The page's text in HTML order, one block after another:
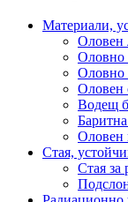
Материали,
Оловен
Оловно
Оловно
Оловен
Водещ
Оловен
Стая,
Стая за